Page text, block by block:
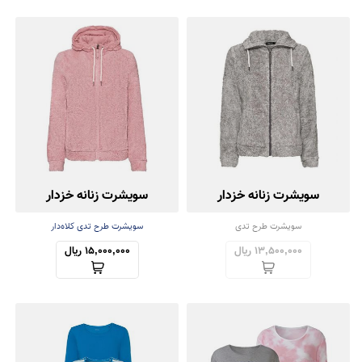
سویشرت زنانه خزدار
سویشرت طرح تدی
13,500,000 ریال
سویشرت زنانه خزدار
سویشرت طرح تدی کلاه‌دار
15,000,000 ریال